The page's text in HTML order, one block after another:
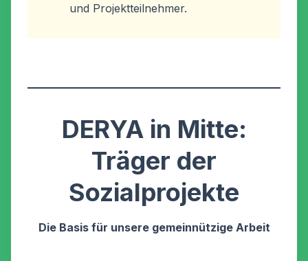
und Projektteilnehmer.
DERYA in Mitte:
Träger der
Sozialprojekte
Die Basis für unsere gemeinnützige Arbeit